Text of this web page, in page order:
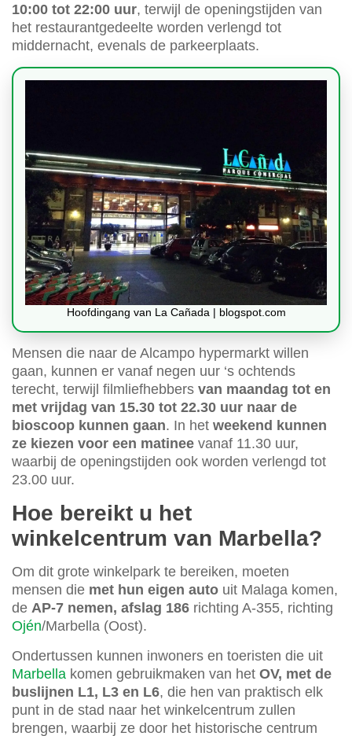
10:00 tot 22:00 uur, terwijl de openingstijden van
het restaurantgedeelte worden verlengd tot
middernacht, evenals de parkeerplaats.
Hoofdingang van La Cañada | blogspot.com
Mensen die naar de Alcampo hypermarkt willen
gaan, kunnen er vanaf negen uur ‘s ochtends
terecht, terwijl filmliefhebbers van maandag tot en
met vrijdag van 15.30 tot 22.30 uur naar de
bioscoop kunnen gaan. In het weekend kunnen
ze kiezen voor een matinee vanaf 11.30 uur,
waarbij de openingstijden ook worden verlengd tot
23.00 uur.
Hoe bereikt u het
winkelcentrum van Marbella?
Om dit grote winkelpark te bereiken, moeten
mensen die met hun eigen auto uit Malaga komen,
de AP-7 nemen, afslag 186 richting A-355, richting
Ojén/Marbella (Oost).
Ondertussen kunnen inwoners en toeristen die uit
Marbella komen gebruikmaken van het OV, met de
buslijnen L1, L3 en L6, die hen van praktisch elk
punt in de stad naar het winkelcentrum zullen
brengen, waarbij ze door het historische centrum